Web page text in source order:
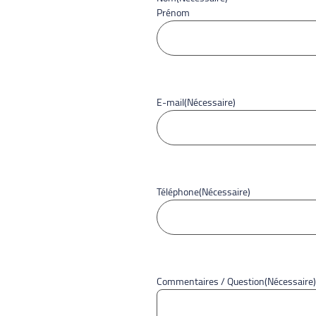
Prénom
E-mail(Nécessaire)
Téléphone(Nécessaire)
Commentaires / Question(Nécessaire)